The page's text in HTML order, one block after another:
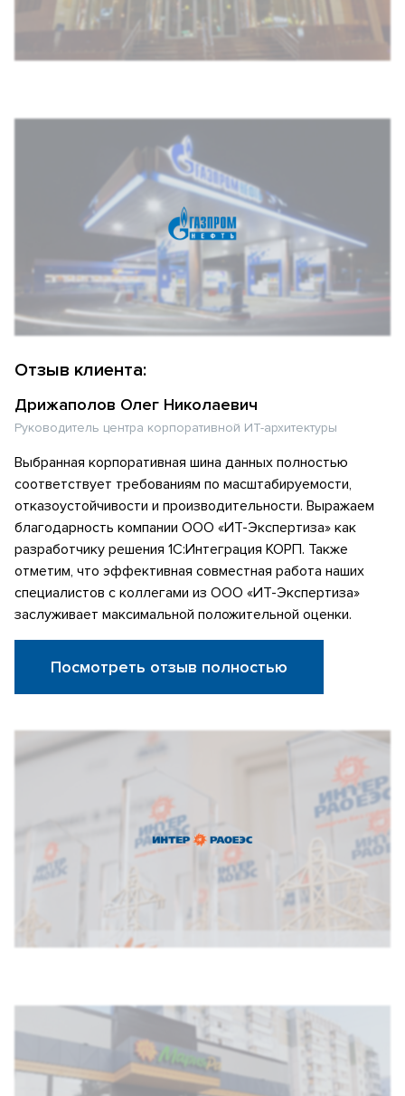
Отзыв клиента:
Дрижаполов Олег Николаевич
Руководитель центра корпоративной ИТ-архитектуры
Выбранная корпоративная шина данных полностью
соответствует требованиям по масштабируемости,
отказоустойчивости и производительности. Выражаем
благодарность компании ООО «ИТ-Экспертиза» как
разработчику решения 1С:Интеграция КОРП. Также
отметим, что эффективная совместная работа наших
специалистов с коллегами из ООО «ИТ-Экспертиза»
заслуживает максимальной положительной оценки.
Посмотреть отзыв полностью